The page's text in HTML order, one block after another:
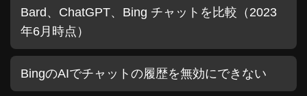
Bard、ChatGPT、Bing チャットを比較（2023
年6月時点）
BingのAIでチャットの履歴を無効にできない